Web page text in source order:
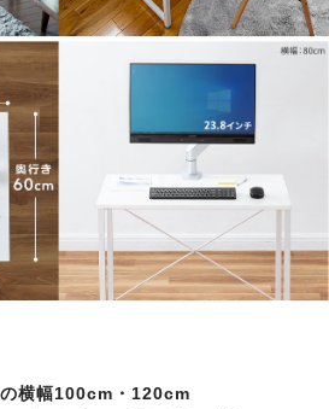
横幅100cm・120cm